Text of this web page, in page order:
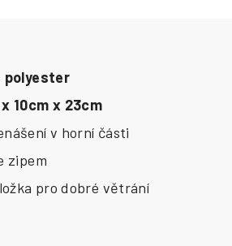
polyester
10cm x 23cm
v horní části
zipem
pro dobré větrání